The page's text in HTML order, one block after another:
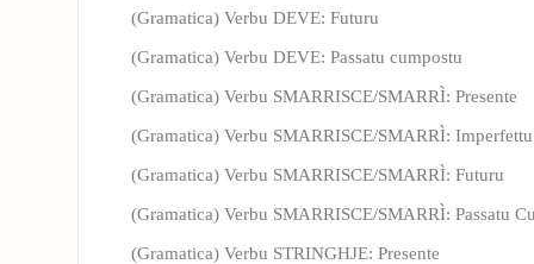
(Gramatica) Verbu DEVE: Futuru
(Gramatica) Verbu DEVE: Passatu cumpostu
(Gramatica) Verbu SMARRISCE/SMARRÌ: Presente
(Gramatica) Verbu SMARRISCE/SMARRÌ: Imperfettu
(Gramatica) Verbu SMARRISCE/SMARRÌ: Futuru
(Gramatica) Verbu SMARRISCE/SMARRÌ: Passatu
(Gramatica) Verbu STRINGHJE: Presente